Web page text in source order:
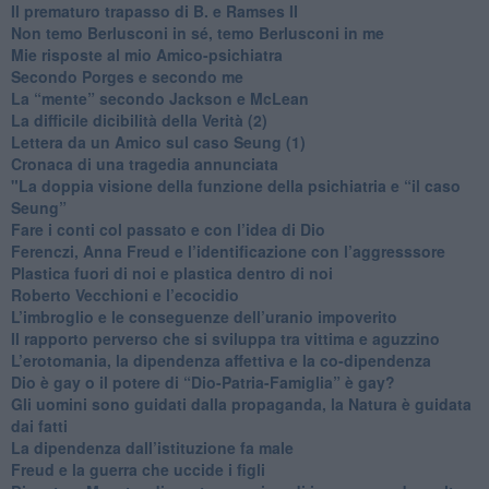
​Il prematuro trapasso di B. e Ramses II
​Non temo Berlusconi in sé, temo Berlusconi in me
​Mie risposte al mio Amico-psichiatra
​Secondo Porges e secondo me
​La “mente” secondo Jackson e McLean
La difficile dicibilità della Verità (2)
​Lettera da un Amico sul caso Seung (1)
​Cronaca di una tragedia annunciata
"​La doppia visione della funzione della psichiatria e “il caso
Seung”
​Fare i conti col passato e con l’idea di Dio
​Ferenczi, Anna Freud e l’identificazione con l’aggresssore
Plastica fuori di noi e plastica dentro di noi
​Roberto Vecchioni e l’ecocidio
​L’imbroglio e le conseguenze dell’uranio impoverito
​Il rapporto perverso che si sviluppa tra vittima e aguzzino
L’erotomania, la dipendenza affettiva e la co-dipendenza
​Dio è gay o il potere di “Dio-Patria-Famiglia” è gay?
​Gli uomini sono guidati dalla propaganda, la Natura è guidata
dai fatti
La dipendenza dall’istituzione fa male
​Freud e la guerra che uccide i figli